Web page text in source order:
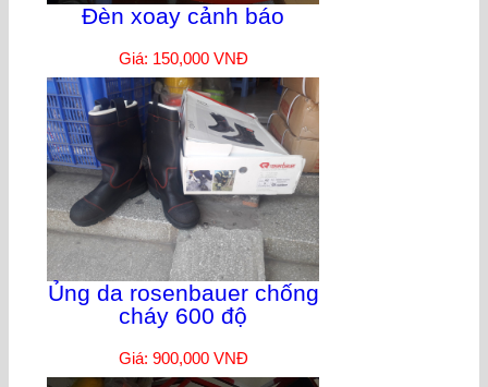
Đèn xoay cảnh báo
Giá: 150,000 VNĐ
Ủng da rosenbauer chống
cháy 600 độ
Giá: 900,000 VNĐ